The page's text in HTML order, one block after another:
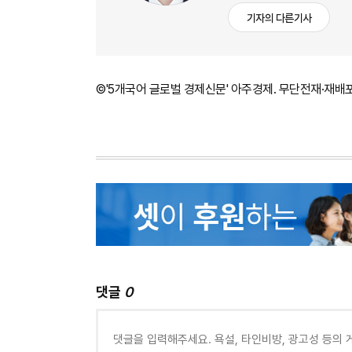
기자의 다른기사
©'5개국어 글로벌 경제신문' 아주경제. 무단전재·재배
댓글 0